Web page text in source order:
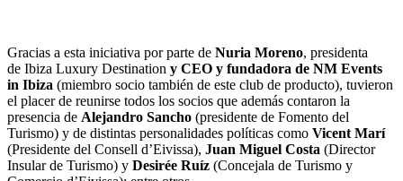
Gracias a esta iniciativa por parte de Nuria Moreno, presidenta
de Ibiza Luxury Destination y CEO y fundadora de NM Events
in Ibiza (miembro socio también de este club de producto), tuvieron
el placer de reunirse todos los socios que además contaron la
presencia de Alejandro Sancho (presidente de Fomento del
Turismo) y de distintas personalidades políticas como Vicent Marí
(Presidente del Consell d’Eivissa), Juan Miguel Costa (Director
Insular de Turismo) y Desirée Ruíz (Concejala de Turismo y